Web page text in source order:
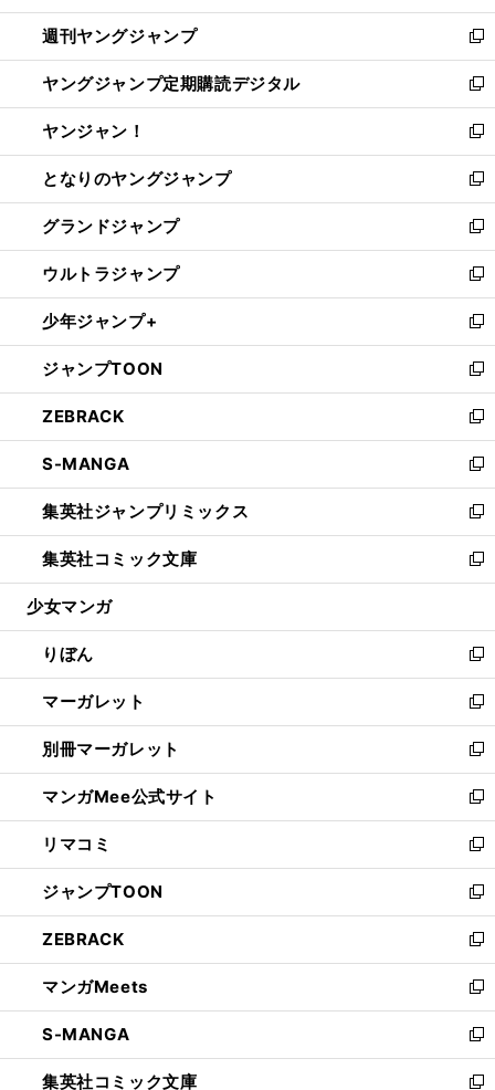
開
く
ウ
で
開
く
ン
ド
ウ
で
開
く
ウ
ィ
ン
ド
ウ
で
開
く
週刊ヤングジャンプ
新
し
い
ウ
ィ
ン
ド
ウ
で
開
く
ヤングジャンプ定期購読デジタル
新
し
い
ウ
ィ
ン
ド
ウ
で
開
く
ヤンジャン！
新
し
い
ウ
ィ
ン
ド
ウ
で
開
く
となりのヤングジャンプ
新
し
い
ウ
ィ
ン
ド
ウ
で
開
く
グランドジャンプ
新
し
い
ウ
ィ
ン
ド
ウ
で
開
く
ウルトラジャンプ
新
し
い
ウ
ィ
ン
ド
ウ
で
開
く
少年ジャンプ+
新
し
い
ウ
ィ
ン
ド
ウ
で
開
く
ジャンプTOON
新
し
い
ウ
ィ
ン
ド
ウ
で
開
ZEBRACK
新
し
い
ウ
ィ
ン
ド
ウ
開
く
S-MANGA
新
し
い
ウ
ィ
ン
ウ
で
開
く
集英社ジャンプリミックス
新
し
い
ウ
ン
ド
ウ
で
開
く
集英社コミック文庫
新
し
ウ
ィ
ン
ド
ウ
で
開
く
少女マンガ
りぼん
新
し
い
ウ
ィ
ン
ド
ウ
で
開
く
マーガレット
新
し
い
ウ
ィ
ン
ド
ウ
で
開
く
別冊マーガレット
新
し
い
ウ
ィ
ン
ド
ウ
で
開
く
マンガMee公式サイト
新
し
い
ウ
ィ
ン
ド
ウ
で
開
く
リマコミ
新
し
い
ウ
ィ
ン
ド
ウ
で
開
く
ジャンプTOON
新
し
い
ウ
ィ
ン
ド
ウ
で
ZEBRACK
新
し
い
ウ
ィ
ン
ド
マンガMeets
新
し
い
ウ
ィ
S-MANGA
新
し
い
集英社コミック文庫